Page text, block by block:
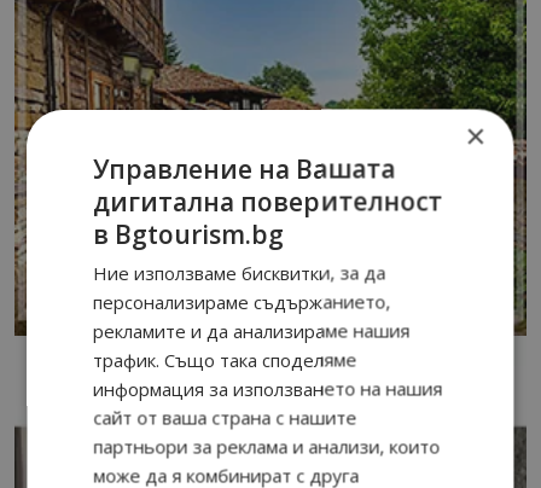
×
Управление на Вашата
дигитална поверителност
в Bgtourism.bg
Ние използваме бисквитки, за да
персонализираме съдържанието,
рекламите и да анализираме нашия
трафик. Също така споделяме
информация за използването на нашия
сайт от ваша страна с нашите
партньори за реклама и анализи, които
може да я комбинират с друга